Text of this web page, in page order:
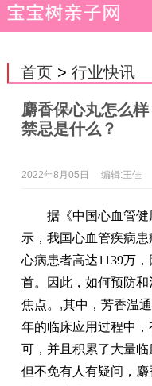
首页> 行业快讯
麝香保心丸怎么
禁忌是什么？
2022年8月05日 编辑:王佳
据《中国心血管健
示，我国心血管疾病
心病患者高达1139万
首。因此，如何预防
焦点。 ,其中，芳香温
年的临床应用过程中
可，并且积累了大量临
但不免有人有疑问，